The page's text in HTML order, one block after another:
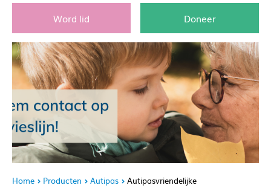
Word lid Doneer
Home Producten Autipas
Autipasvriendelijke